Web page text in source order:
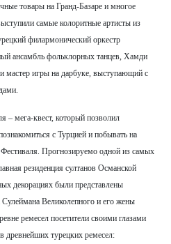
товары на Гранд-Базаре и многое
самые колоритные артисты из
филармонический оркестр
ансамбль фольклорных танцев, Хамди
мастер игры на дарбуке, выступающий с
– мега-квест, который позволил
с Турцией и побывать на
Прогнозируемо одной из самых
резиденция султанов Османской
декорациях были представлены
Великолепного и его жены
ремесел посетители своими глазами
древнейших турецких ремесел: